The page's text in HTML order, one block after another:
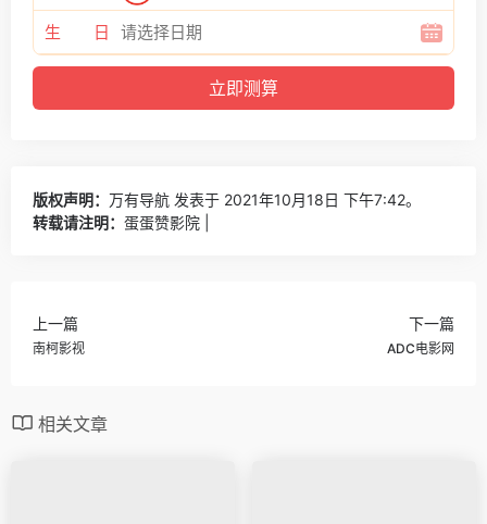
生 日
版权声明： 万有导航 发表于 2021年10月18日 下午7:42。
转载请注明： 蛋蛋赞影院 |
上一篇
南柯影视
下一篇
ADC电影网
相关文章